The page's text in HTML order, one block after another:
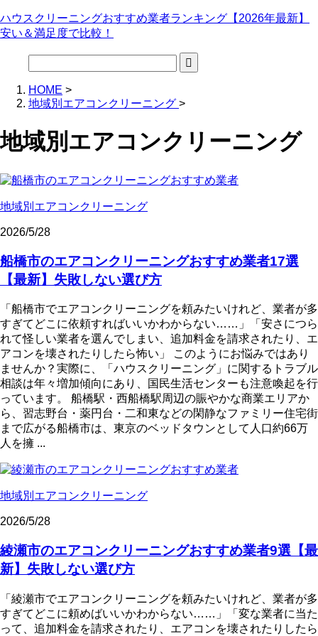
ハウスクリーニングおすすめ業者ランキング【2026年最新】
安い＆満足度で比較！
HOME >
地域別エアコンクリーニング >
地域別エアコンクリーニング
地域別エアコンクリーニング
2026/5/28
船橋市のエアコンクリーニングおすすめ業者17選
【最新】失敗しない選び方
「船橋市でエアコンクリーニングを頼みたいけれど、業者が多
すぎてどこに依頼すればいいかわからない……」「安さにつら
れて怪しい業者を選んでしまい、追加料金を請求されたり、エ
アコンを壊されたりしたら怖い」 このようにお悩みではあり
ませんか？実際に、「ハウスクリーニング」に関するトラブル
相談は年々増加傾向にあり、国民生活センターも注意喚起を行
っています。 船橋駅・西船橋駅周辺の賑やかな商業エリアか
ら、習志野台・薬円台・二和東などの閑静なファミリー住宅街
まで広がる船橋市は、東京のベッドタウンとして人口約66万
人を擁 ...
地域別エアコンクリーニング
2026/5/28
綾瀬市のエアコンクリーニングおすすめ業者9選【最
新】失敗しない選び方
「綾瀬市でエアコンクリーニングを頼みたいけれど、業者が多
すぎてどこに頼めばいいかわからない……」「変な業者に当た
って、追加料金を請求されたり、エアコンを壊されたりしたら